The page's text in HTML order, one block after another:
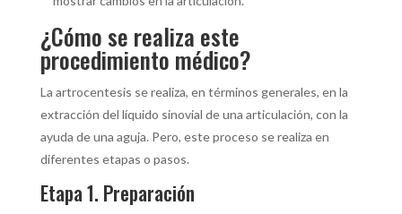
¿Cómo se realiza este
procedimiento médico?
La artrocentesis se realiza, en términos generales, en la
extracción del líquido sinovial de una articulación, con la
ayuda de una aguja. Pero, este proceso se realiza en
diferentes etapas o pasos.
Etapa 1. Preparación